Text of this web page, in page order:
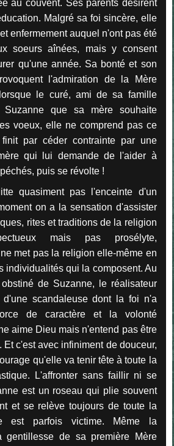
au couvent. Ses parents désirent
Malgré sa foi sincère, elle
enfermement auquel n'ont pas été
soeurs aînées, mais y consent
qu'une année. Sa bonté et son
l'admiration de la Mère
le curé, ami de sa famille
que sa mère souhaite
voeux, elle ne comprend pas ce
finit par céder contrainte par une
qui lui demande de l'aider à
puis se révolte !
quasiment pas l'enceinte d'un
on a la sensation d'assister
rites et traditions de la religion
mais pas prosélyte,
met pas la religion elle-même en
individualités qui la composent. Au
de Suzanne, le réalisateur
scandaleuse dont la foi n'a
de caractère et la volonté
aime Dieu mais n'entend pas être
Et c'est avec infiniment de douceur,
qu'elle va tenir tête à toute la
L'affronter sans faillir ni se
est un roseau qui plie souvent
et se relève toujours de toute la
est parfois victime. Même la
gentillesse de sa première Mère